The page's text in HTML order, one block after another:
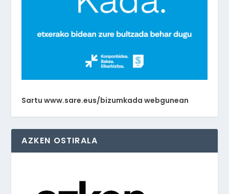
Sartu www.sare.eus/bizumkada webgunean
AZKEN OSTIRALA